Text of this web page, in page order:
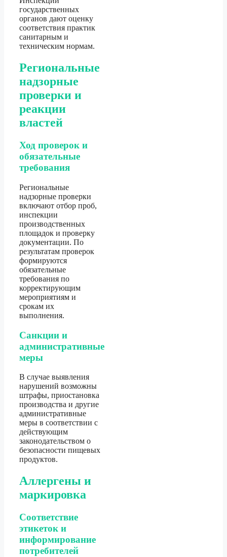
государственных
органов дают оценку
соответствия практик
санитарным и
техническим нормам.
Региональные
надзорные
проверки и
реакции
властей
Ход проверок и
обязательные
требования
Региональные
надзорные проверки
включают отбор проб,
инспекции
производственных
площадок и проверку
документации. По
результатам проверок
формируются
обязательные
требования по
корректирующим
мероприятиям и
срокам их
выполнения.
Санкции и
административные
меры
В случае выявления
нарушений возможны
штрафы, приостановка
производства и другие
административные
меры в соответствии с
действующим
законодательством о
безопасности пищевых
продуктов.
Аллергены и
маркировка
Соответствие
этикеток и
информирование
потребителей